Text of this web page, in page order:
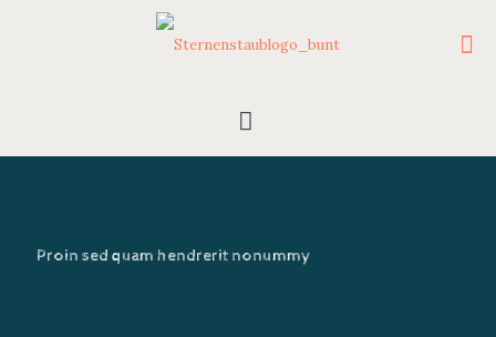
Proin sed quam hendrerit nonummy